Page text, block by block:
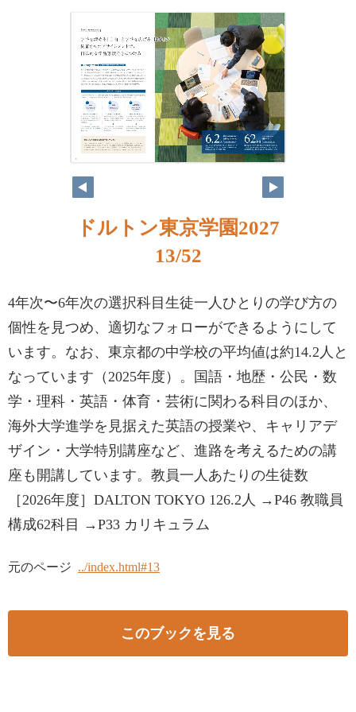
ドルトン東京学園2027
13/52
4年次〜6年次の選択科目生徒一人ひとりの学び方の
個性を見つめ、適切なフォローができるようにして
います。なお、東京都の中学校の平均値は約14.2人と
なっています（2025年度）。国語・地歴・公民・数
学・理科・英語・体育・芸術に関わる科目のほか、
海外大学進学を見据えた英語の授業や、キャリアデ
ザイン・大学特別講座など、進路を考えるための講
座も開講しています。教員一人あたりの生徒数
［2026年度］DALTON TOKYO 126.2人 →P46 教職員
構成62科目 →P33 カリキュラム
元のページ ../index.html#13
このブックを見る